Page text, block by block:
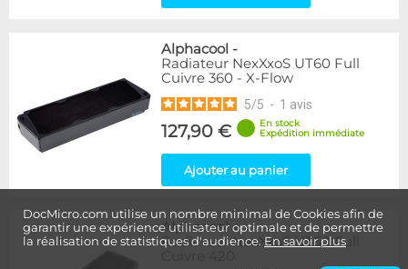
DocMicro.com utilise un nombre minimal de Cookies afin de
garantir une expérience utilisateur optimale et de permettre
la réalisation de statistiques d'audience. En savoir plus
Alphacool -
Radiateur NexXxoS UT60 Full
Cuivre 360 - X-Flow
5/5 - 1 avis
127,90 €
En stock
Expédition immédiate
Ajouter au panier
Alphacool-
Radiateur NexXxoS UT60 Full